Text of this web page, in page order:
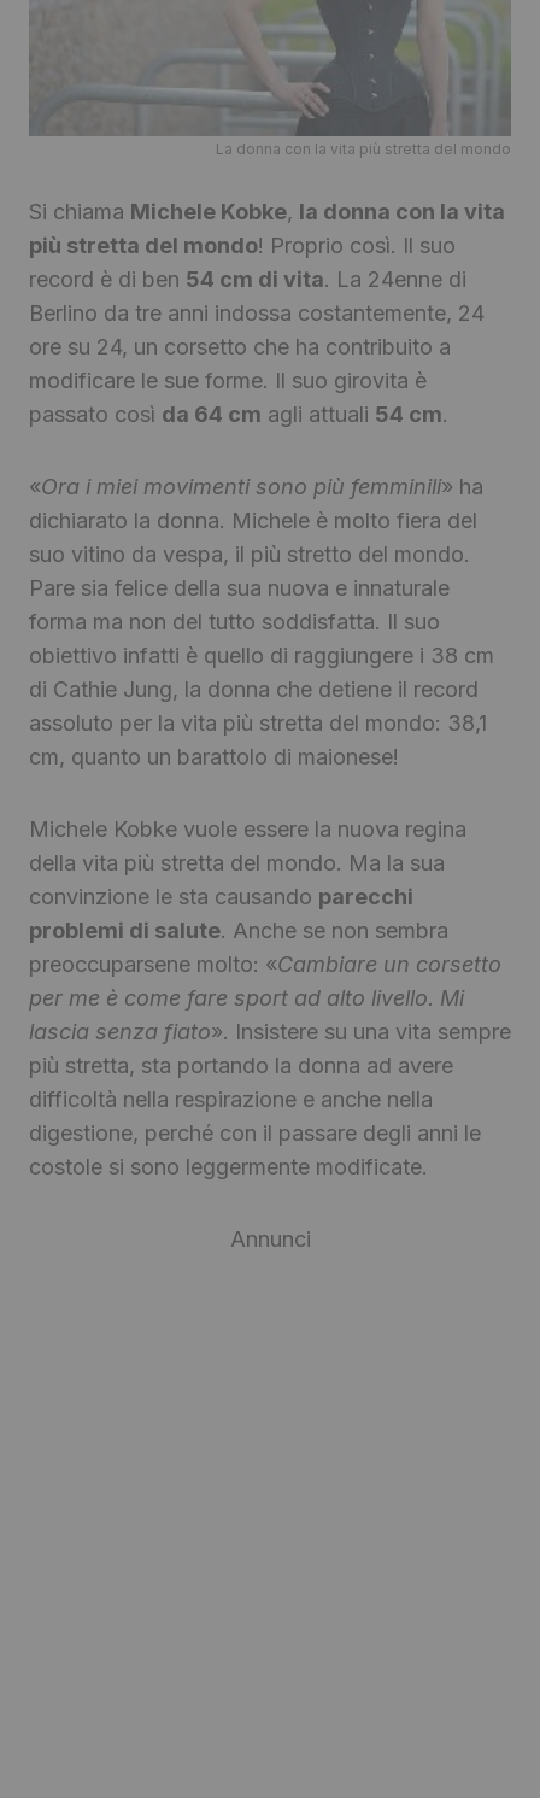
La donna con la vita più stretta del mondo
Si chiama Michele Kobke, la donna con la vita
più stretta del mondo! Proprio così. Il suo
record è di ben 54 cm di vita. La 24enne di
Berlino da tre anni indossa costantemente, 24
ore su 24, un corsetto che ha contribuito a
modificare le sue forme. Il suo girovita è
passato così da 64 cm agli attuali 54 cm.
«Ora i miei movimenti sono più femminili» ha
dichiarato la donna. Michele è molto fiera del
suo vitino da vespa, il più stretto del mondo.
Pare sia felice della sua nuova e innaturale
forma ma non del tutto soddisfatta. Il suo
obiettivo infatti è quello di raggiungere i 38 cm
di Cathie Jung, la donna che detiene il record
assoluto per la vita più stretta del mondo: 38,1
cm, quanto un barattolo di maionese!
Michele Kobke vuole essere la nuova regina
della vita più stretta del mondo. Ma la sua
convinzione le sta causando parecchi
problemi di salute. Anche se non sembra
preoccuparsene molto: «Cambiare un corsetto
per me è come fare sport ad alto livello. Mi
lascia senza fiato». Insistere su una vita sempre
più stretta, sta portando la donna ad avere
difficoltà nella respirazione e anche nella
digestione, perché con il passare degli anni le
costole si sono leggermente modificate.
Annunci